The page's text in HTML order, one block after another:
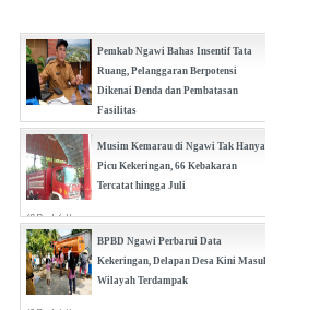
(0 Reply(s))
Pemkab Ngawi Bahas Insentif Tata
Ruang, Pelanggaran Berpotensi
Dikenai Denda dan Pembatasan
Fasilitas
(0 Reply(s))
Musim Kemarau di Ngawi Tak Hanya
Picu Kekeringan, 66 Kebakaran
(0 Reply(s))
BPBD Ngawi Perbarui Data
Kekeringan, Delapan Desa Kini Masuk